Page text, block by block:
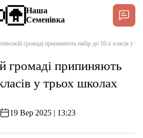
Наша
Семенівка
громаді припиняють набір до 10-х класів у
громаді припиняють
у трьох школах
19 Вер 2025 | 13:23